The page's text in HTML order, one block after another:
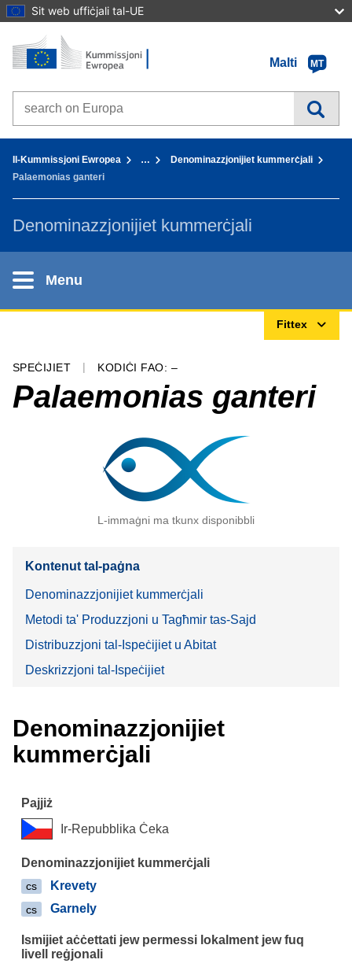
Sit web uffiċjali tal-UE
Mur fil-kontenut
Paġna Ewlenija - Il-Kummissjoni Ewropea
Malti
MT
Search on Europa websites
Il-Kummissjoni Ewropea …
Denominazzjonijiet kummerċjali
Palaemonias ganteri
Denominazzjonijiet kummerċjali
Menu
Fittex
SPEĊIJIET KODIĊI FAO: –
Palaemonias ganteri
L-immaġni ma tkunx disponibbli
Kontenut tal-paġna
Denominazzjonijiet kummerċjali
Metodi ta' Produzzjoni u Tagħmir tas-Sajd
Distribuzzjoni tal-Ispeċijiet u Abitat
Deskrizzjoni tal-Ispeċijiet
Denominazzjonijiet
kummerċjali
Ir-Repubblika Ċeka
cs Krevety
cs Garnely